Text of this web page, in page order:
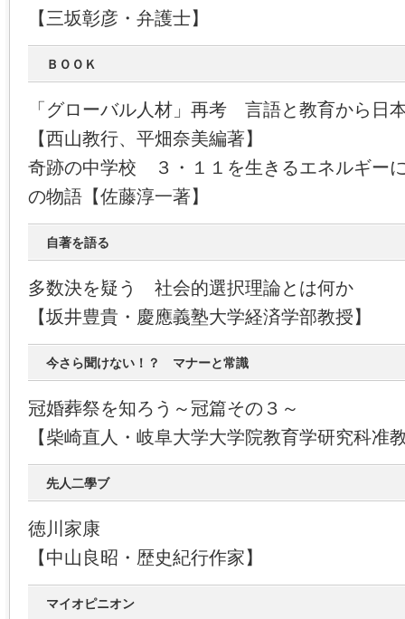
【三坂彰彦・弁護士】
ＢＯＯＫ
「グローバル人材」再考 言語と教育から日
【西山教行、平畑奈美編著】
奇跡の中学校 ３・１１を生きるエネルギー
の物語【佐藤淳一著】
自著を語る
多数決を疑う 社会的選択理論とは何か
【坂井豊貴・慶應義塾大学経済学部教授】
今さら聞けない！？ マナーと常識
冠婚葬祭を知ろう～冠篇その３～
【柴崎直人・岐阜大学大学院教育学研究科准
先人二學ブ
徳川家康
【中山良昭・歴史紀行作家】
マイオピニオン